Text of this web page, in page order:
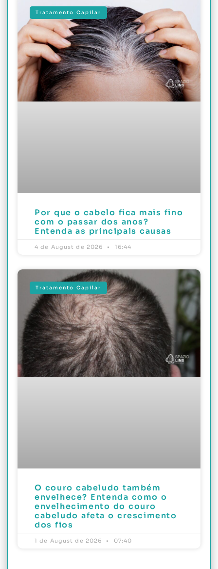
Tratamento Capilar
Por que o cabelo fica mais fino
com o passar dos anos?
Entenda as principais causas
4 de August de 2026 16:44
Tratamento Capilar
O couro cabeludo também
envelhece? Entenda como o
envelhecimento do couro
cabeludo afeta o crescimento
dos fios
1 de August de 2026 07:40